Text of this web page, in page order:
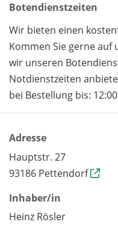
Botendienstzeiten
Wir bieten einen
Kommen Sie gerne auf
wir unseren
Notdienstzeiten
bei Bestellung bis:
Adresse
Hauptstr. 27
93186 Pettendorf
Inhaber/in
Heinz Rösler